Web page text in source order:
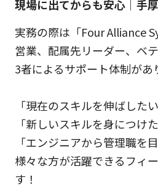
現場に出てからも安心｜手
実務の際は「Four Alliance
営業、配属先リーダー、ベ
3者によるサポート体制があ
「現在のスキルを伸ばしたい
「新しいスキルを身につけた
「エンジニアから管理職を
様々な方が活躍できるフィ
す！